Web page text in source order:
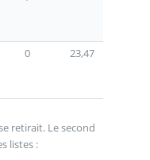
0 23,47
retirait. Le second
listes :